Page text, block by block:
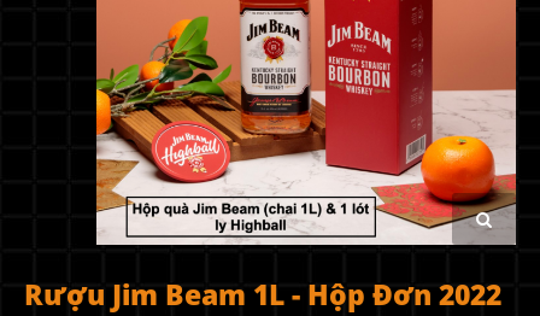
Rượu Jim Beam 1L - Hộp Đơn 2022